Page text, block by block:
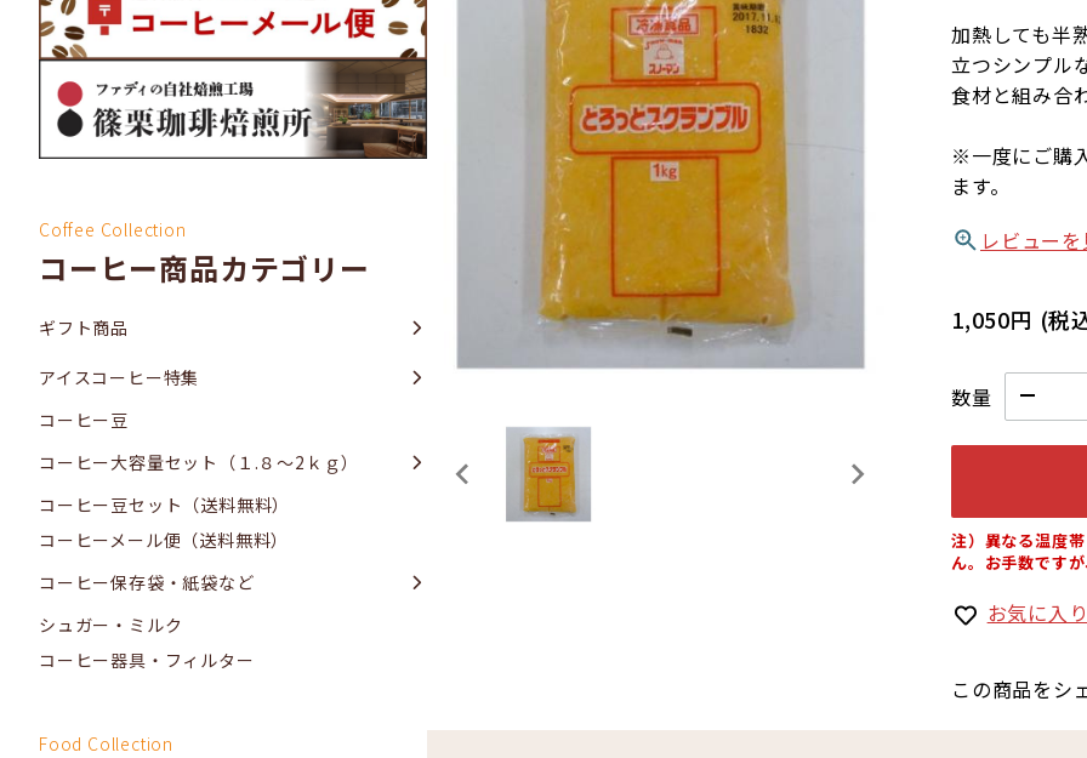
Coffee Collection
コーヒー商品カテゴリー
ギフト商品
アイスコーヒー特集
コーヒー豆
コーヒー大容量セット（１.８～2ｋｇ）
コーヒー豆セット（送料無料）
コーヒーメール便（送料無料）
コーヒー保存袋・紙袋など
シュガー・ミルク
コーヒー器具・フィルター
Food Collection
加熱しても半
立つシンプル
食材と組み合
※一度にご購
ます。
レビューを
1,050円 (税
数量
注）異なる温度
ん。お手数です
お気に入
この商品をシ